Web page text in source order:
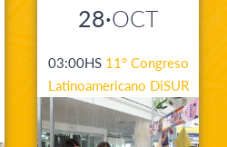
28·OCT
03:00HS 11° Congreso
Latinoamericano DiSUR